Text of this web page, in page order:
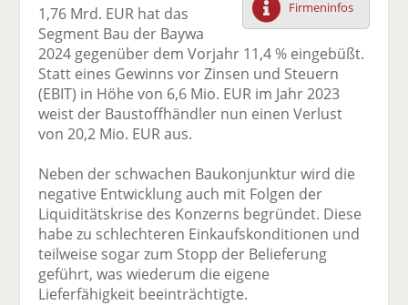
F
ac
e
b
o
o
il
e
n
tt
er
n
Li
n
k
e
di
n
e
n
E
m
ai
l
v
er
d
n
ck
e
n
Firmeninfos
1,76 Mrd. EUR hat das
Segment Bau der Baywa
2024 gegenüber dem Vorjahr 11,4 % eingebüßt.
Statt eines Gewinns vor Zinsen und Steuern
(EBIT) in Höhe von 6,6 Mio. EUR im Jahr 2023
weist der Baustoffhändler nun einen Verlust
von 20,2 Mio. EUR aus.
Neben der schwachen Baukonjunktur wird die
negative Entwicklung auch mit Folgen der
Liquiditätskrise des Konzerns begründet. Diese
habe zu schlechteren Einkaufskonditionen und
teilweise sogar zum Stopp der Belieferung
geführt, was wiederum die eigene
Lieferfähigkeit beeinträchtigte.